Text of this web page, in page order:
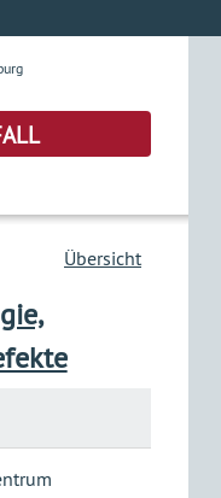
Übersicht